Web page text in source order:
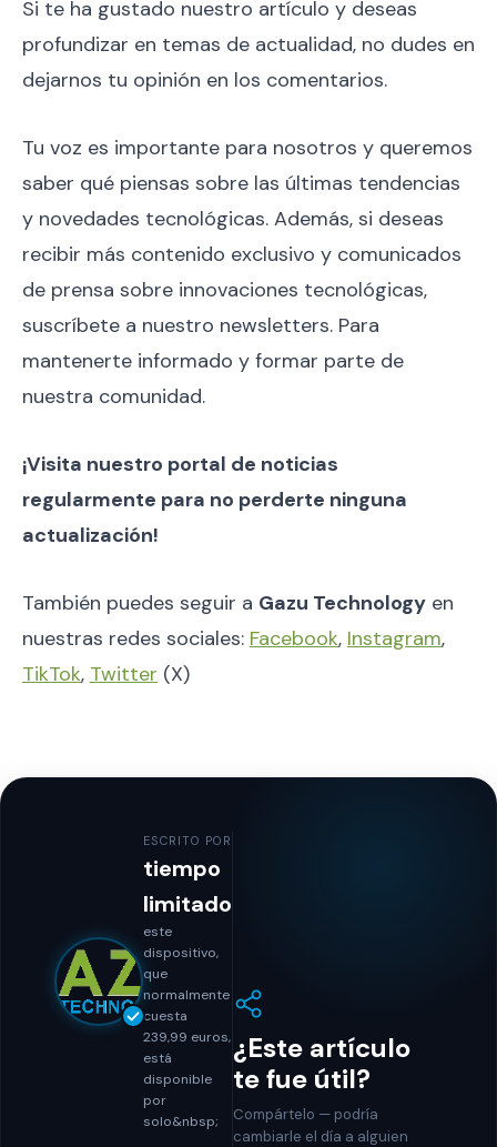
Si te ha gustado nuestro artículo y deseas
profundizar en temas de actualidad, no dudes en
dejarnos tu opinión en los comentarios.
Tu voz es importante para nosotros y queremos
saber qué piensas sobre las últimas tendencias
y novedades tecnológicas. Además, si deseas
recibir más contenido exclusivo y comunicados
de prensa sobre innovaciones tecnológicas,
suscríbete a nuestro newsletters. Para
mantenerte informado y formar parte de
nuestra comunidad.
¡Visita nuestro portal de noticias
regularmente para no perderte ninguna
actualización!
También puedes seguir a Gazu Technology en
nuestras redes sociales: Facebook, Instagram,
TikTok, Twitter (X)
ESCRITO POR
tiempo
limitado
este
dispositivo,
que
normalmente
cuesta
239,99 euros,
está
disponible
por
solo&nbsp;
¿Este artículo
te fue útil?
Compártelo — podría
cambiarle el día a alguien